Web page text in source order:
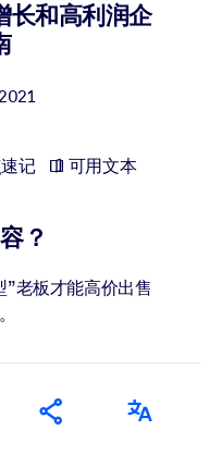
LXP，以获得更强的学习效
长和高利润企
记 可用文本
？
”老板才能高价出售